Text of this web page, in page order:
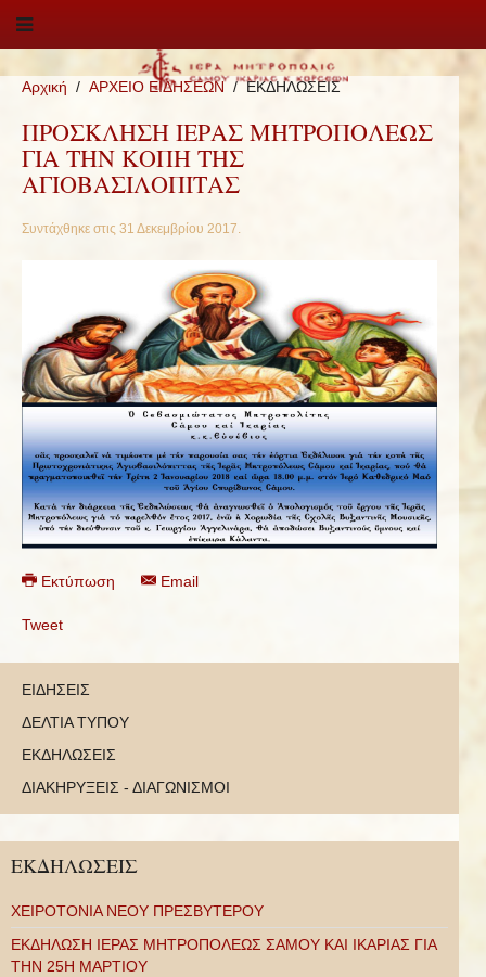
Αρχική ΑΡΧΕΙΟ ΕΙΔΗΣΕΩΝ ΕΚΔΗΛΩΣΕΙΣ
ΠΡΟΣΚΛΗΣΗ ΙΕΡΑΣ ΜΗΤΡΟΠΟΛΕΩΣ
ΓΙΑ ΤΗΝ ΚΟΠΗ ΤΗΣ
ΑΓΙΟΒΑΣΙΛΟΠΙΤΑΣ
Συντάχθηκε στις 31 Δεκεμβρίου 2017.
Εκτύπωση Email
Tweet
ΕΙΔΗΣΕΙΣ
ΔΕΛΤΙΑ ΤΥΠΟΥ
ΕΚΔΗΛΩΣΕΙΣ
ΔΙΑΚΗΡΥΞΕΙΣ - ΔΙΑΓΩΝΙΣΜΟΙ
ΕΚΔΗΛΩΣΕΙΣ
ΧΕΙΡΟΤΟΝΙΑ ΝΕΟΥ ΠΡΕΣΒΥΤΕΡΟΥ
ΕΚΔΗΛΩΣΗ ΙΕΡΑΣ ΜΗΤΡΟΠΟΛΕΩΣ ΣΑΜΟΥ ΚΑΙ ΙΚΑΡΙΑΣ ΓΙΑ
ΤΗΝ 25Η ΜΑΡΤΙΟΥ